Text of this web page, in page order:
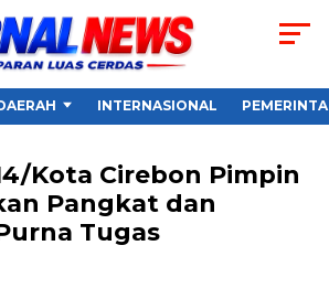
INTERNASIONAL
Kota Cirebon Pimpin
Pangkat dan
Tugas